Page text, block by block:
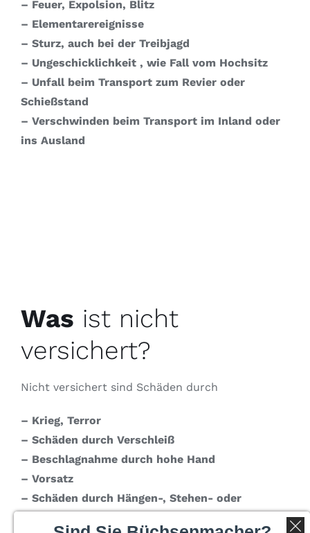
– Feuer, Expolsion, Blitz
– Elementarereignisse
– Sturz, auch bei der Treibjagd
– Ungeschicklichkeit , wie Fall vom Hochsitz
– Unfall beim Transport zum Revier oder
Schießstand
– Verschwinden beim Transport im Inland oder
ins Ausland
Was ist nicht
versichert?
Nicht versichert sind Schäden durch
– Krieg, Terror
– Schäden durch Verschleiß
– Beschlagnahme durch hohe Hand
– Vorsatz
– Schäden durch Hängen-, Stehen- oder